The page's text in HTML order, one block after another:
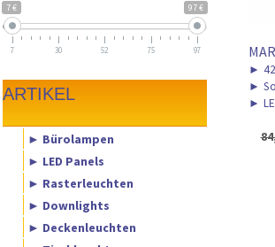
►
►
►
7 € 97 €
7 30 52 75 97
ARTIKEL
► Bürolampen
► LED Panels
► Rasterleuchten
► Downlights
► Deckenleuchten